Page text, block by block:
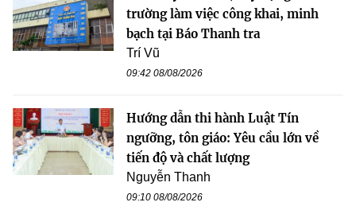
trường làm việc công khai, minh
bạch tại Báo Thanh tra
Trí Vũ
09:42 08/08/2026
Hướng dẫn thi hành Luật Tín
ngưỡng, tôn giáo: Yêu cầu lớn về
tiến độ và chất lượng
Nguyễn Thanh
09:10 08/08/2026